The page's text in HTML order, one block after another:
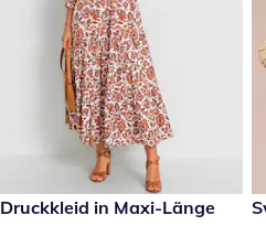
59,99 €
Druckkleid in Maxi-Länge